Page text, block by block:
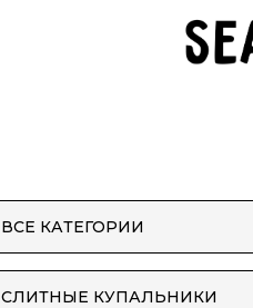
ВСЕ КАТЕГОРИИ
СЛИТНЫЕ КУПАЛЬНИКИ